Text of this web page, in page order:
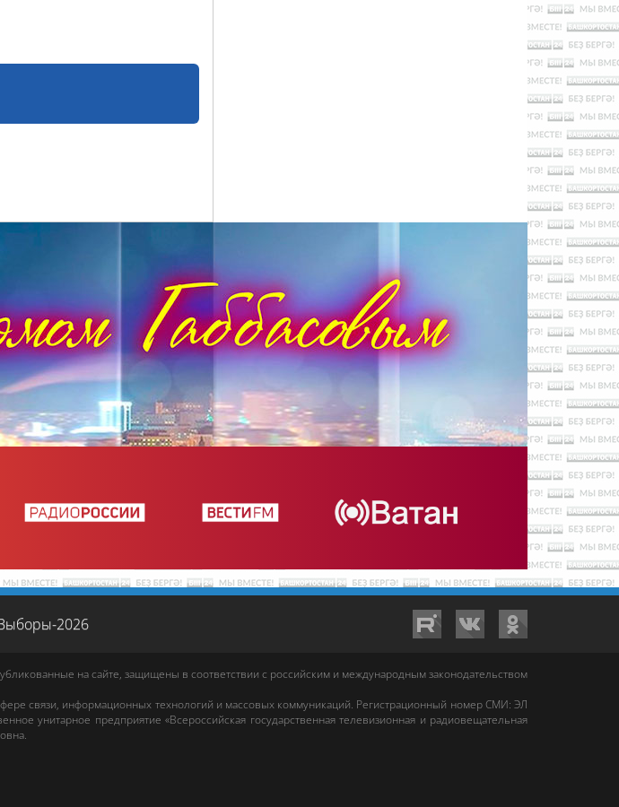
2026
на сайте, защищены в соответствии с российским и международным законодательством
связи, информационных технологий и массовых коммуникаций. Регистрационный номер СМИ: ЭЛ
унитарное предприятие «Всероссийская государственная телевизионная и радиовещательная
.